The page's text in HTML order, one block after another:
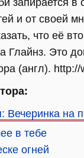
запирается в
и от своей
что её
Глайнз. Это
(англ).
Вечеринка на
в тебе
огней